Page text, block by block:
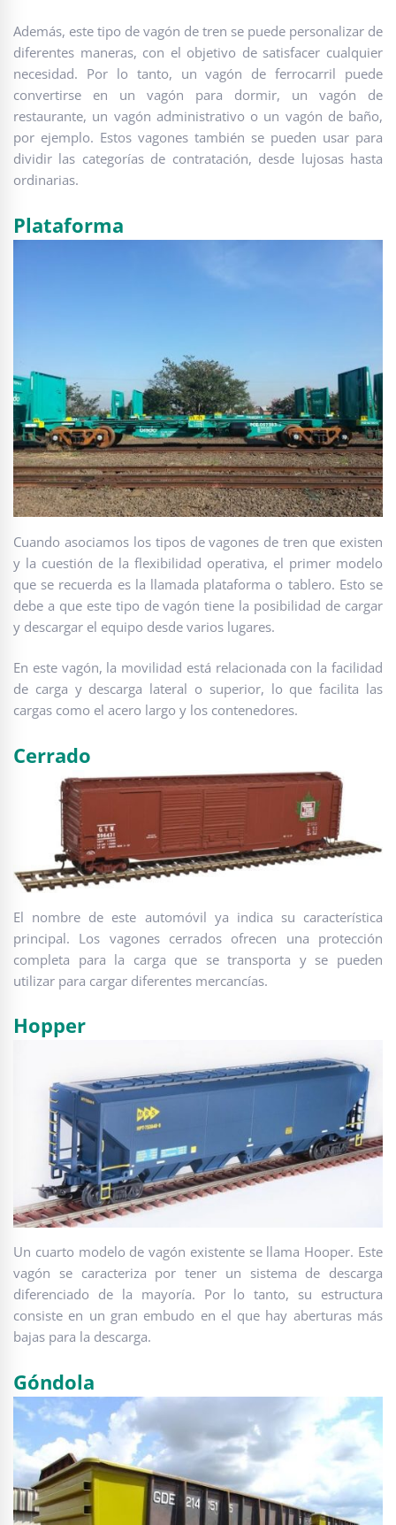
Además, este tipo de vagón de tren se puede personalizar de
diferentes maneras, con el objetivo de satisfacer cualquier
necesidad. Por lo tanto, un vagón de ferrocarril puede
convertirse en un vagón para dormir, un vagón de
restaurante, un vagón administrativo o un vagón de baño,
por ejemplo. Estos vagones también se pueden usar para
dividir las categorías de contratación, desde lujosas hasta
ordinarias.
Plataforma
Cuando asociamos los tipos de vagones de tren que existen
y la cuestión de la flexibilidad operativa, el primer modelo
que se recuerda es la llamada plataforma o tablero. Esto se
debe a que este tipo de vagón tiene la posibilidad de cargar
y descargar el equipo desde varios lugares.
En este vagón, la movilidad está relacionada con la facilidad
de carga y descarga lateral o superior, lo que facilita las
cargas como el acero largo y los contenedores.
Cerrado
El nombre de este automóvil ya indica su característica
principal. Los vagones cerrados ofrecen una protección
completa para la carga que se transporta y se pueden
utilizar para cargar diferentes mercancías.
Hopper
Un cuarto modelo de vagón existente se llama Hooper. Este
vagón se caracteriza por tener un sistema de descarga
diferenciado de la mayoría. Por lo tanto, su estructura
consiste en un gran embudo en el que hay aberturas más
bajas para la descarga.
Góndola